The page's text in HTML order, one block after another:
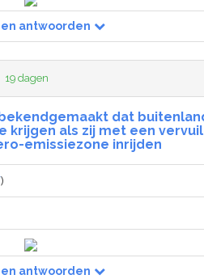
antwoorden
19 dagen
dat
krijgen als zij met een
emissiezone inrijden
)
antwoorden